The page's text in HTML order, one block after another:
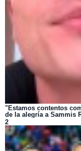
"Estamos contentos
de la alegría a Sammis
2